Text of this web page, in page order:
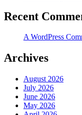
Recent
A WordPress
Archives
August 2026
July 2026
June 2026
May 2026